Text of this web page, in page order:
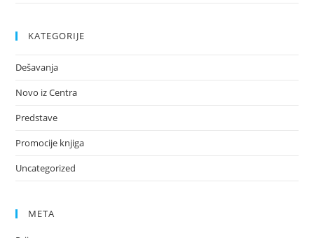
KATEGORIJE
Dešavanja
Novo iz Centra
Predstave
Promocije knjiga
Uncategorized
META